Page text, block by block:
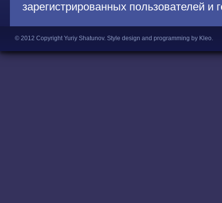
зарегистрированных пользователей и
© 2012 Copyright Yuriy Shatunov. Style design and programming by Kleo.